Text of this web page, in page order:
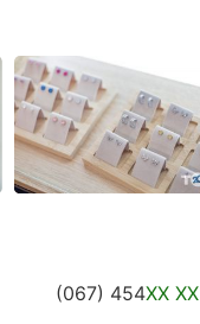
(067) 454XX XX